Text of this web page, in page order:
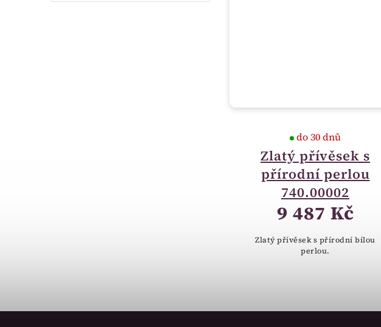
Zlatý přívěsek s
přírodní perlou
740.00002
do 30 dnů
9 487 Kč
Zlatý přívěsek s přírodní bílou
perlou.